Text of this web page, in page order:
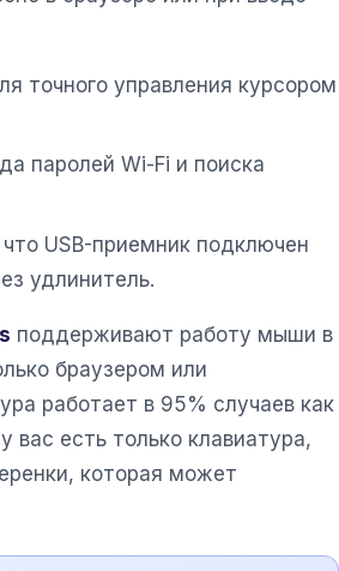
точного управления курсором
паролей Wi-Fi и поиска
USB-приемник подключен
удлинитель.
поддерживают работу мыши в
браузером или
работает в 95% случаев как
вас есть только клавиатура,
которая может